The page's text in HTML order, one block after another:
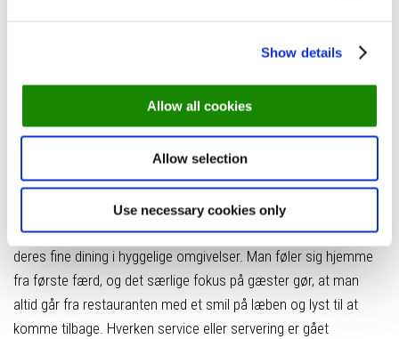
Show details
Allow all cookies
Allow selection
Use necessary cookies only
Vi ved godt, at Kruså ligger en mindre strækning fra Sønderborg,
men denne restaurant må du altså ikke snyde dig selv for, hvis
du befinder dig i Sønderborg eller omegn. Restaurant Bind, som
udover et tiltalende menukort, byder på en betagende udsigt
over Flensborg Fjord i en smuk, velbevaret villa fra år 1900.
Restaurant Bind har vundet mange smagsløg og hjerter med
deres fine dining i hyggelige omgivelser. Man føler sig hjemme
fra første færd, og det særlige fokus på gæster gør, at man
altid går fra restauranten med et smil på læben og lyst til at
komme tilbage. Hverken service eller servering er gået